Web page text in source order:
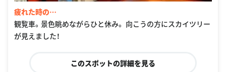
疲れた時の…
観覧車。景色眺めながらひと休み。 向こうの方にスカイツリー
が見えました！
このスポットの詳細を見る